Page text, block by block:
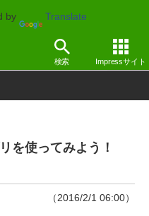
by Translate
検索 Impressサイト
Windows
を使ってみよう！
（2016/2/1 06:00）